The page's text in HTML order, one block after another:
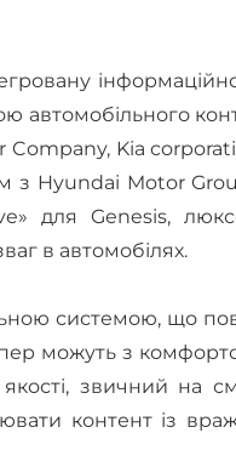
Kia
з Hyundai Motor
для Genesis,
в автомобілях.
системою, що
можуть з
звичний на
контент із